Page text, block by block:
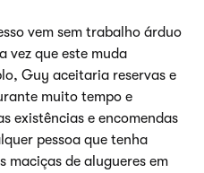
vem sem trabalho árduo
vez que este muda
Guy aceitaria reservas e
muito tempo e
existências e encomendas
pessoa que tenha
de alugueres em